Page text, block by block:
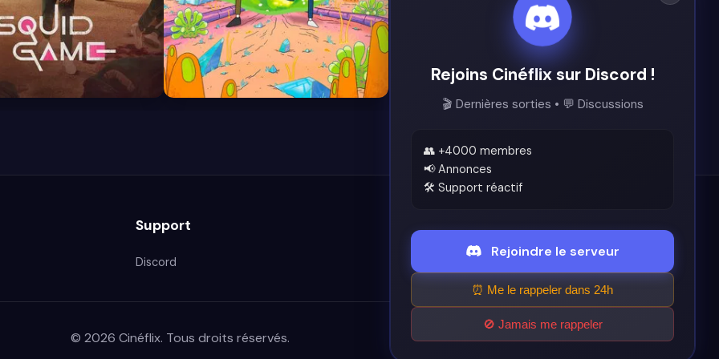
8.7
Support
Discord Conditions d'utilisation
© 2026 Cinéflix. Tous droits réservés.
Rejoins Cinéflix sur Discord !
🎬 Dernières sorties • 💬 Discussions
👥 +4000 membres
📢 Annonces
🛠️ Support réactif
Rejoindre le serveur
⏰ Me le rappeler dans 24h
🚫 Jamais me rappeler